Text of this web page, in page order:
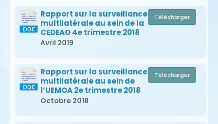
Rapport sur la surveillance
multilatérale au sein de la
CEDEAO 4e trimestre 2018
Avril 2019
Télécharger
Rapport sur la surveillance
multilatérale au sein de
l’UEMOA 2e trimestre 2018
Octobre 2018
Télécharger